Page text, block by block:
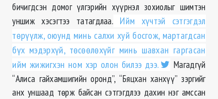
бичигдсэн домог үлгэрийн хүүрнэл зохиолыг шимтэн
уншиж хэсэгтээ татагдлаа. Ийм хүчтэй сэтгэгдэл
төрүүлж, оюунд минь салхи хуй босгож, мартагдсан
бүх мэдэрхүй, төсөөлөхүйг минь шавхан гаргасан
ийм жижигхэн ном хэр олон билээ дээ.
Магадгүй
“Алиса гайхамшигийн оронд”, “Бяцхан ханхүү” зэргийг
анх уншаад төрж байсан сэтгэгдлээ дахин нэг амссан